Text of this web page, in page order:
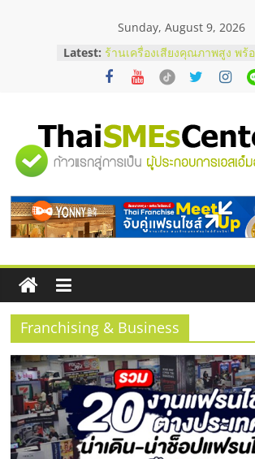
Sunday, August 9, 2026
Latest: ร้านเครื่องเสียงคุณภาพสูง พร้
โซลูชันระบบภาพและเสียง
บริษัท Cybersecurity ในไทยที่
อยากหาเงินทุน เพิ่มสภาพคล่อง
เริ่มยังไงให้ผ่านฉลุย
สัมมนาออนไลน์ โอกาสบริหาร
สัมมนาลงทุน แฟรนไชส์ยอนนี่
ThaiFranchise Meet Up จับ
ไชส์ ครั้งที่ 8
"ศูนย์
รวม
ข้อมูล
ธุรกิจ
SME
แห่ง
ประเทศไทย,
Franchising & Business